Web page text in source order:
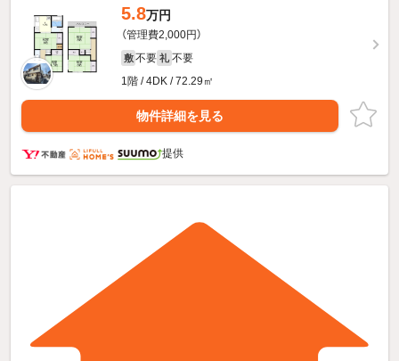
5.8万円
（管理費2,000円）
敷 不要 礼 不要
1階 / 4DK / 72.29㎡
物件詳細を見る
提供